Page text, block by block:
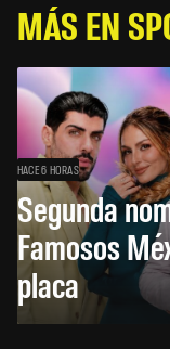
MÁS EN
HACE 6 HORAS
Segunda
Famosos
placa